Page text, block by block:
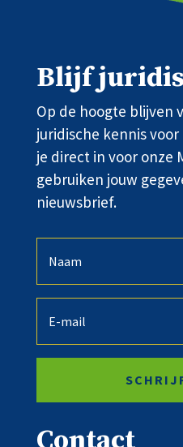
Blijf
Op de hoogte blijven
juridische kennis
je direct in voor onze
gebruiken jouw
nieuwsbrief.